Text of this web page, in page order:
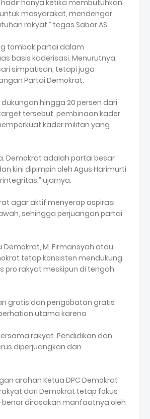
hanya ketika membutuhkan
masyarakat, mendengar
rakyat,” tegas Sabar AS.
tombak partai dalam
basis kaderisasi. Menurutnya,
simpatisan, tetapi juga
Partai Demokrat.
hingga 20 persen dari
tersebut, pembinaan kader
kader militan yang
Demokrat adalah partai besar
kini dipimpin oleh Agus Harimurti
ujarnya.
agar aktif menyerap aspirasi
sehingga perjuangan partai
Demokrat, M. Firmansyah atau
tetap konsisten mendukung
rakyat meskipun di tengah
gratis dan pengobatan gratis
utama karena
rakyat. Pendidikan dan
diperjuangkan dan
arahan Ketua DPC Demokrat
dari Demokrat tetap fokus
dirasakan manfaatnya oleh